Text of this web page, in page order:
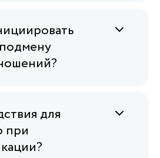
для
при